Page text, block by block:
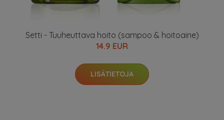
Setti - Tuuheuttava hoito (sampoo & hoitoaine)
14.9 EUR
LISÄTIETOJA